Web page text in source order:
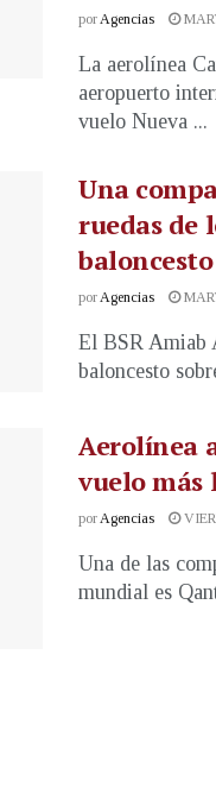
porAgencias
La aerolínea
aeropuerto
vuelo Nueva ...
Una
ruedas de
baloncesto
porAgencias
El BSR Amiab
baloncesto
Aerolínea
vuelo más
por Agencias
Una de las
mundial es